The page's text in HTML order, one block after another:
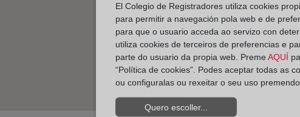
El Colegio de Registradores utiliza cookies
para permitir a navegación pola web e de
para que o usuario acceda ao servizo con
utiliza cookies de terceiros de preferencias e
parte do usuario da propia web. Preme AQUÍ
“Política de cookies”. Podes aceptar todas as
ou configuralas ou rexeitar o seu uso premendo
Quero escoller...